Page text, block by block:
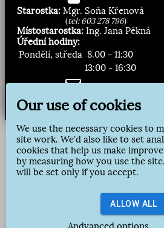
Our use of cookies
We use the necessary cookies to
site work. We'd also like to set
cookies that help us make
by measuring how you use the
will be set only if you accept.
ALLOW ALL